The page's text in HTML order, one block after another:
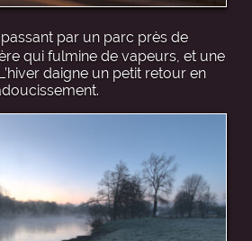
par un parc près de
qui fulmine de vapeurs, et une
daigne un petit retour en